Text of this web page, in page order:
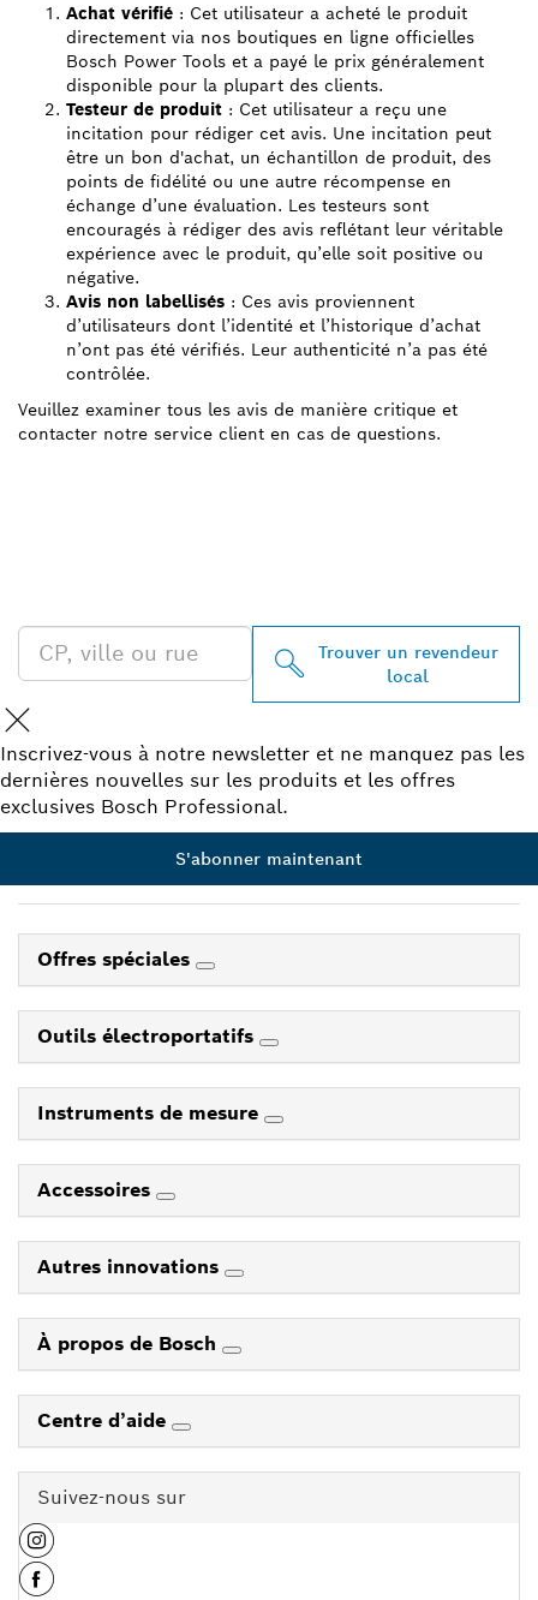
Achat vérifié : Cet utilisateur a acheté le produit
directement via nos boutiques en ligne officielles
Bosch Power Tools et a payé le prix généralement
disponible pour la plupart des clients.
Testeur de produit : Cet utilisateur a reçu une
incitation pour rédiger cet avis. Une incitation peut
être un bon d'achat, un échantillon de produit, des
points de fidélité ou une autre récompense en
échange d’une évaluation. Les testeurs sont
encouragés à rédiger des avis reflétant leur véritable
expérience avec le produit, qu’elle soit positive ou
négative.
Avis non labellisés : Ces avis proviennent
d’utilisateurs dont l’identité et l’historique d’achat
n’ont pas été vérifiés. Leur authenticité n’a pas été
contrôlée.
Veuillez examiner tous les avis de manière critique et
contacter notre service client en cas de questions.
Trouver un revendeur
local
Inscrivez-vous à notre newsletter et ne manquez pas les
dernières nouvelles sur les produits et les offres
exclusives Bosch Professional.
S'abonner maintenant
Offres spéciales
Outils électroportatifs
Instruments de mesure
Accessoires
Autres innovations
À propos de Bosch
Centre d’aide
Suivez-nous sur